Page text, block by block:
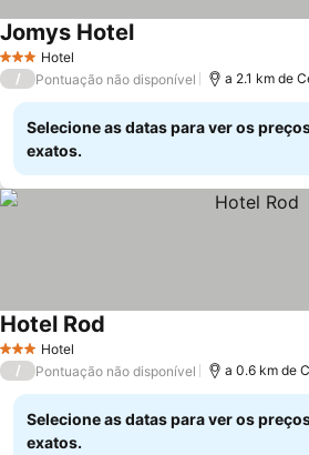
3 EstrelasHotel
Jomys Hotel
/ Pontuação não disponível a 2.1 km de
Selecione as datas para ver os
exatos.
3 EstrelasHotel
Hotel Rod
/ Pontuação não disponível a 0.6 km de
Selecione as datas para ver os
exatos.